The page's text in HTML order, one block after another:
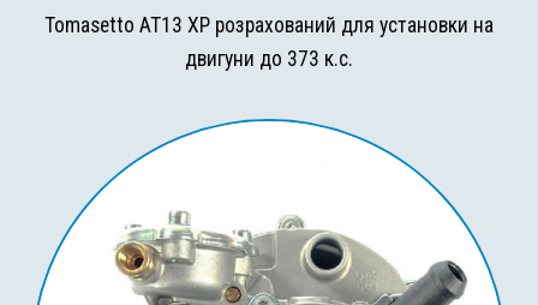
Tomasetto AT13 XP розрахований для установки на
двигуни до 373 к.с.